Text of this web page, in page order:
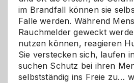
im Brandfall können sie
Falle werden. Während
Rauchmelder geweckt
nutzen können, reagieren
Sie verstecken sich, laufen
suchen Schutz bei ihren
selbstständig ins Freie zu…